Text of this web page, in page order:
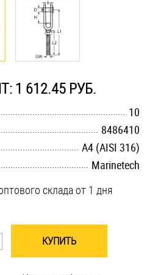
для яхт
1 612.45 РУБ.
10
8486410
A4 (AISI 316)
Marinetech
склада от 1 дня
КУПИТЬ